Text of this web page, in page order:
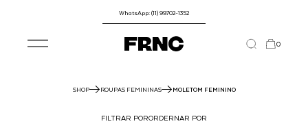
WhatsApp: (11) 99702-1352
0
SHOP ROUPAS FEMININAS MOLETOM FEMININO
FILTRAR PORORDERNAR POR